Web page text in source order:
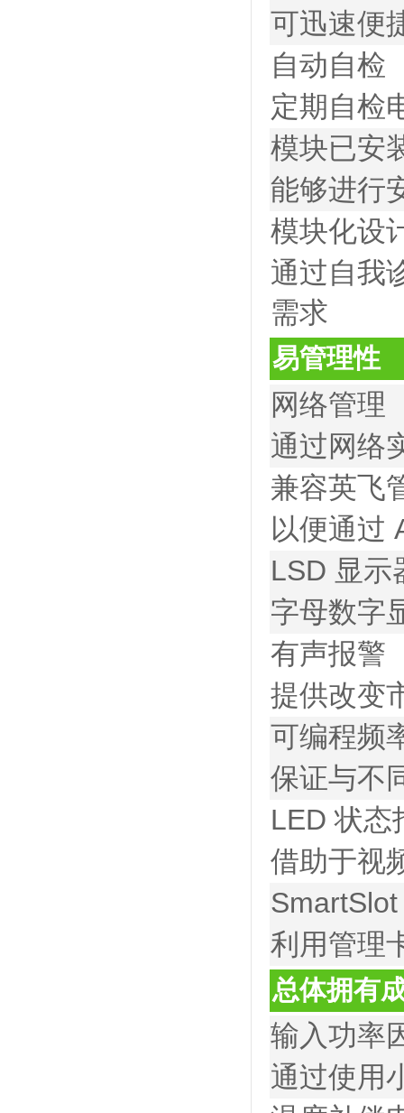
可迅速便
自动自检
定期自检
模块已安
能够进行
模块化设
通过自我
需求
易管理性
网络管理
通过网络
兼容英飞
以便通过
LSD 显示
字母数字
有声报警
提供改变
可编程频
保证与不
LED 状态
借助于视
利用管理
总体拥有
输入功率
通过使用